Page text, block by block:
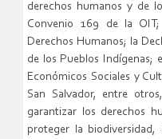
derechos humanos y de
Convenio 169 de la
Derechos Humanos; la
de los Pueblos Indígenas;
Económicos Sociales y
San Salvador, entre
garantizar los derechos
proteger la